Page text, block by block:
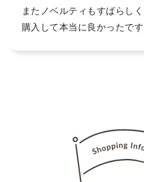
またノベルティもすばらし
購入して本当に良かったです